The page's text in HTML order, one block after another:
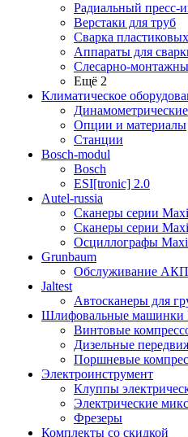
Радиальный пресс-
Верстаки для труб
Сварка
Аппараты для
Слесарно-
Ещё 2
Климатическое
Опции и материалы
Станции
Bosch-modul
Bosch
ESI[tronic] 2.0
Autel-russia
Сканеры серии
Сканеры серии
Осциллографы
Grunbaum
Обслуживание
Jaltest
Автосканеры для
Шлифовальные машинки
Винтовые
Дизельные
Поршневые
Электроинструмент
Клуппы
Электрические
Фрезеры
Комплекты со скидкой